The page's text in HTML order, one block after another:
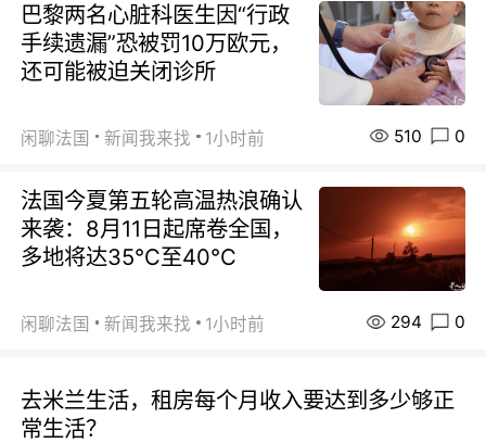
巴黎两名心脏科医生因“行政
手续遗漏”恐被罚10万欧元，
还可能被迫关闭诊所
闲聊法国 新闻我来找 1小时前 510 0
法国今夏第五轮高温热浪确认
来袭：8月11日起席卷全国，
多地将达35℃至40℃
闲聊法国 新闻我来找 1小时前 294 0
去米兰生活，租房每个月收入要达到多少够正
常生活？